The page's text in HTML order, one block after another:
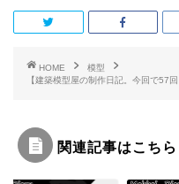
o
k
r
HOME
模型
【建築模型屋の制作日記。今回で57
関連記事はこちら